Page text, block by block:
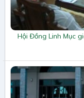
Hội Đồng Linh Mục